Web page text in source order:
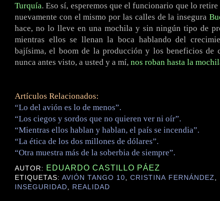
Turquía. Eso sí, esperemos que el funcionario que lo retire
nuevamente con el mismo por las calles de la insegura
hace, no lo lleve en una mochila y sin ningún tipo de
mientras ellos se llenan la boca hablando del
bajísima, el boom de la producción y los beneficios de
nunca antes visto, a usted y a mí, nos roban hasta la
Artículos Relacionados:
“Lo del avión es lo de menos”.
“Los ciegos y sordos que no quieren ver ni oír”.
“Mientras ellos hablan y hablan, el país se incendia”.
“La ética de los dos millones de dólares”.
“Otra muestra más de la soberbia de siempre”.
AUTOR: EDUARDO CASTILLO PÁEZ
ETIQUETAS:AVIÓN TANGO 10,CRISTINA FERNÁNDEZ,
INSEGURIDAD, REALIDAD